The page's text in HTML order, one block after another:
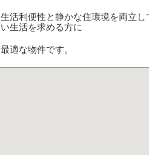
生活利便性と静かな住環境を両立
い生活を求める方に
最適な物件です。